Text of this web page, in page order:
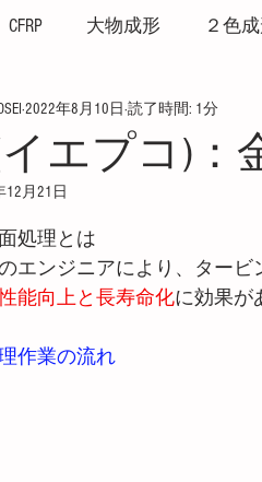
CFRP 大物成形 ２色
外観成形 打ち抜き成形
ャーマーク
エプコ 粘度測定 CAE
イエプコ)
2022年8月10日 読了時間: 1分
12月21日
ちNaNと評価されています。
処理とは
エンジニアにより、タービ
能向上と長寿命化に効果が
作業の流れ